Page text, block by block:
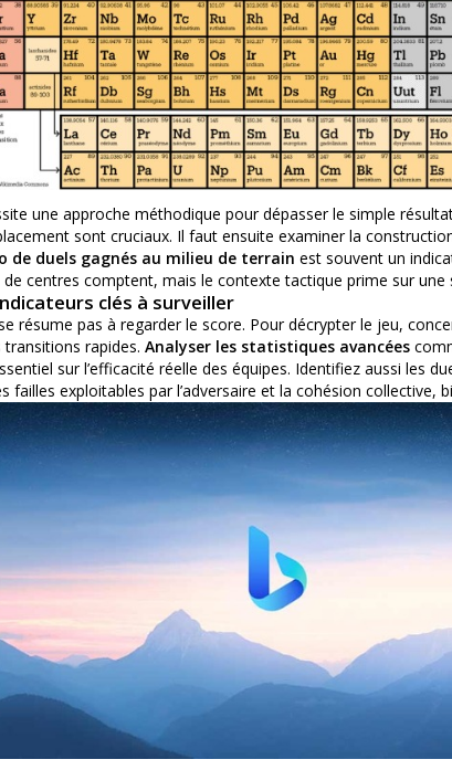
une approche méthodique pour dépasser le simple
sont cruciaux. Il faut ensuite examiner la
de duels gagnés au milieu de terrain est souvent un
centres comptent, mais le contexte tactique prime sur une
clés à surveiller
résume pas à regarder le score. Pour décrypter le jeu,
rapides. Analyser les statistiques avancées
sur l’efficacité réelle des équipes. Identifiez aussi les
failles exploitables par l’adversaire et la cohésion collective,